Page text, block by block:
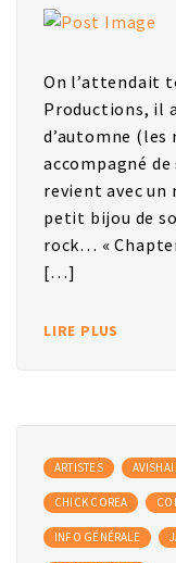
On l’attendait
Productions, il
d’automne (les
accompagné
revient avec
petit bijou de
rock… «
[…]
LIRE PLUS
ARTISTES
CHICK COREA
INFO GÉNÉRALE